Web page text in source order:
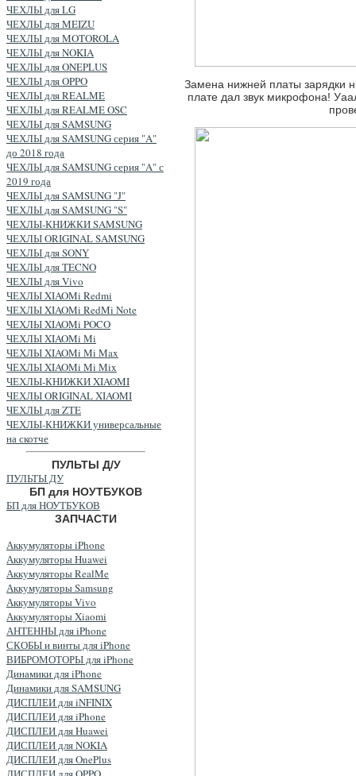
ЧЕХЛЫ для LG
ЧЕХЛЫ для MEIZU
ЧЕХЛЫ для MOTOROLA
ЧЕХЛЫ для NOKIA
ЧЕХЛЫ для ONEPLUS
ЧЕХЛЫ для OPPO
ЧЕХЛЫ для REALME
ЧЕХЛЫ для REALME OSC
ЧЕХЛЫ для SAMSUNG
ЧЕХЛЫ для SAMSUNG серия "A"
до 2018 года
ЧЕХЛЫ для SAMSUNG серия "A" с
2019 года
ЧЕХЛЫ для SAMSUNG "J"
ЧЕХЛЫ для SAMSUNG "S"
ЧЕХЛЫ-КНИЖКИ SAMSUNG
ЧЕХЛЫ ORIGINAL SAMSUNG
ЧЕХЛЫ для SONY
ЧЕХЛЫ для TECNO
ЧЕХЛЫ для Vivo
ЧЕХЛЫ XIAOMi Redmi
ЧЕХЛЫ XIAOMi RedMi Note
ЧЕХЛЫ XIAOMi POCO
ЧЕХЛЫ XIAOMi Mi
ЧЕХЛЫ XIAOMi Mi Max
ЧЕХЛЫ XIAOMi Mi Mix
ЧЕХЛЫ-КНИЖКИ XIAOMI
ЧЕХЛЫ ORIGINAL XIAOMI
ЧЕХЛЫ для ZTE
ЧЕХЛЫ-КНИЖКИ универсальные
на скотче
ПУЛЬТЫ Д/У
ПУЛЬТЫ ДУ
БП для НОУТБУКОВ
БП для НОУТБУКОВ
ЗАПЧАСТИ
Аккумуляторы iPhone
Аккумуляторы Huawei
Аккумуляторы RealMe
Аккумуляторы Samsung
Аккумуляторы Vivo
Аккумуляторы Xiaomi
АНТЕННЫ для iPhone
СКОБЫ и винты для iPhone
ВИБРОМОТОРЫ для iPhone
Динамики для iPhone
Динамики для SAMSUNG
ДИСПЛЕИ для iNFINIX
ДИСПЛЕИ для iPhone
ДИСПЛЕИ для Huawei
ДИСПЛЕИ для NOKIA
ДИСПЛЕИ для OnePlus
Замена нижней платы зарядки
плате дал звук микрофона!